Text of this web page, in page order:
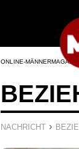
ONLINE-MÄNNERMAGAZIN
NACHRICHT ›